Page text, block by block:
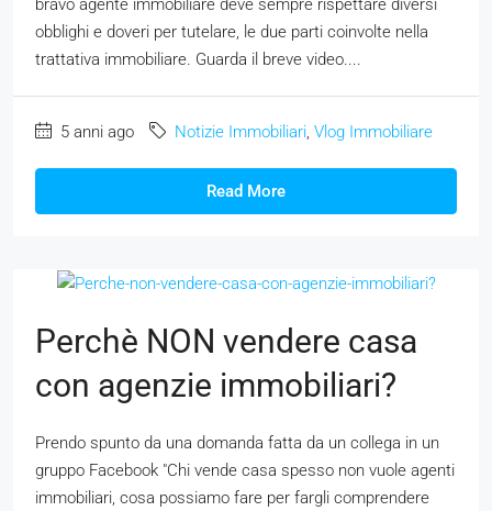
bravo agente immobiliare deve sempre rispettare diversi
obblighi e doveri per tutelare, le due parti coinvolte nella
trattativa immobiliare. Guarda il breve video....
5 anni ago Notizie Immobiliari, Vlog Immobiliare
Read More
Perchè NON vendere casa
con agenzie immobiliari?
Prendo spunto da una domanda fatta da un collega in un
gruppo Facebook "Chi vende casa spesso non vuole agenti
immobiliari, cosa possiamo fare per fargli comprendere